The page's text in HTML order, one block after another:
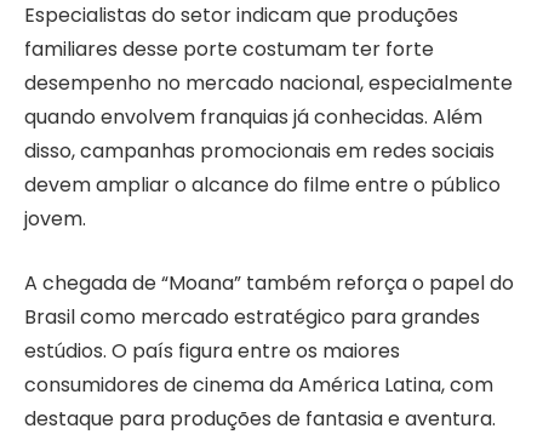
Especialistas do setor indicam que produções
familiares desse porte costumam ter forte
desempenho no mercado nacional, especialmente
quando envolvem franquias já conhecidas. Além
disso, campanhas promocionais em redes sociais
devem ampliar o alcance do filme entre o público
jovem.
A chegada de “Moana” também reforça o papel do
Brasil como mercado estratégico para grandes
estúdios. O país figura entre os maiores
consumidores de cinema da América Latina, com
destaque para produções de fantasia e aventura.